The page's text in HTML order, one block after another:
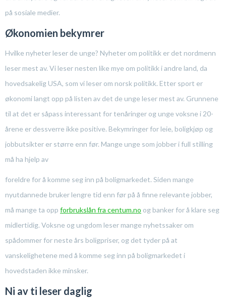
på sosiale medier.
Økonomien bekymrer
Hvilke nyheter leser de unge? Nyheter om politikk er det nordmenn
leser mest av. Vi leser nesten like mye om politikk i andre land, da
hovedsakelig USA, som vi leser om norsk politikk. Etter sport er
økonomi langt opp på listen av det de unge leser mest av. Grunnene
til at det er såpass interessant for tenåringer og unge voksne i 20-
årene er dessverre ikke positive. Bekymringer for leie, boligkjøp og
jobbutsikter er større enn før. Mange unge som jobber i full stilling
må ha hjelp av
foreldre for å komme seg inn på boligmarkedet. Siden mange
nyutdannede bruker lengre tid enn før på å finne relevante jobber,
må mange ta opp forbrukslån fra centum.no og banker for å klare seg
midlertidig. Voksne og ungdom leser mange nyhetssaker om
spådommer for neste års boligpriser, og det tyder på at
vanskelighetene med å komme seg inn på boligmarkedet i
hovedstaden ikke minsker.
Ni av ti leser daglig